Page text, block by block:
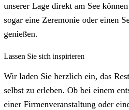
unserer Lage direkt am See
sogar eine Zeremonie oder einen
genießen.
Lassen Sie sich inspirieren
Wir laden Sie herzlich ein, das
selbst zu erleben. Ob bei einem
einer Firmenveranstaltung oder